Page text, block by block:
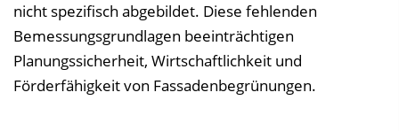
nicht spezifisch abgebildet. Diese fehlenden
Bemessungsgrundlagen beeinträchtigen
Planungssicherheit, Wirtschaftlichkeit und
Förderfähigkeit von Fassadenbegrünungen.